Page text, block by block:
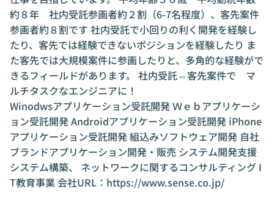
約８年 社内受託参画者約２割（6-7名程度）、客先案件
参画者約８割です 社内受託で小回りの利く開発を経験し
たり、客先では経験できないポジションを経験したり ま
た客先では大規模案件に参画したりと、多角的な経験がで
きるフィールドがあります。 社内受託⇔客先案件で マ
ルチタスクなエンジニアに！
Winodwsアプリケーション受託開発 Ｗｅｂアプリケーシ
ョン受託開発 Androidアプリケーション受託開発 iPhone
アプリケーション受託開発 組込みソフトウェア開発 自社
ブランドアプリケーション開発・販売 システム開発支援
システム構築、 ネットワークに関するコンサルティング I
T教育事業 会社URL： https://www.sense.co.jp/